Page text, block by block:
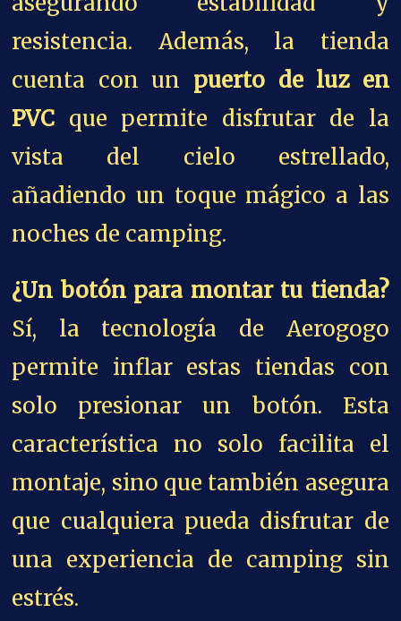
resistencia. Además, la tienda
cuenta con un puerto de luz en
PVC que permite disfrutar de la
vista del cielo estrellado,
añadiendo un toque mágico a las
noches de camping.
¿Un botón para montar tu tienda?
Sí, la tecnología de Aerogogo
permite inflar estas tiendas con
solo presionar un botón. Esta
característica no solo facilita el
montaje, sino que también asegura
que cualquiera pueda disfrutar de
una experiencia de camping sin
estrés.